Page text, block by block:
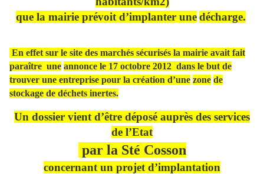
que la mairie prévoit d’implanter une décharge.
En effet sur le site des marchés sécurisés la mairie avait fait
paraître une annonce le 17 octobre 2012 dans le but de
trouver une entreprise pour la création d’une zone de
stockage de déchets inertes.
Un dossier vient d’être déposé auprès des services
de l’Etat
par la Sté Cosson
concernant un projet d’implantation